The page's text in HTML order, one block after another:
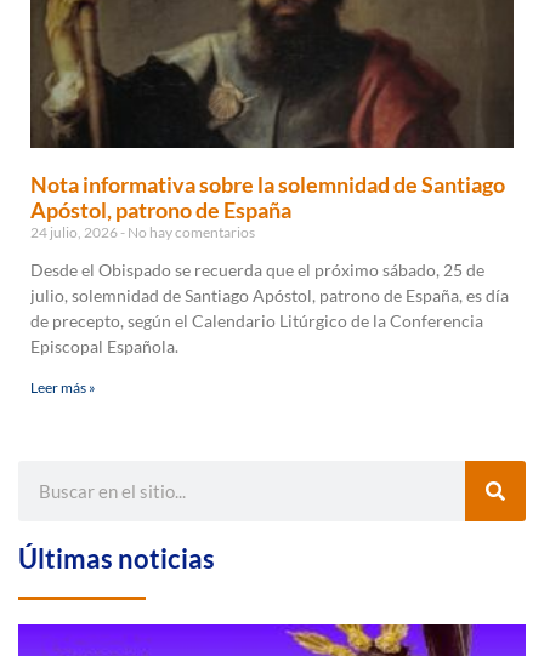
Nota informativa sobre la solemnidad de Santiago
Apóstol, patrono de España
24 julio, 2026 No hay comentarios
Desde el Obispado se recuerda que el próximo sábado, 25 de
julio, solemnidad de Santiago Apóstol, patrono de España, es día
de precepto, según el Calendario Litúrgico de la Conferencia
Episcopal Española.
Leer más »
Últimas noticias